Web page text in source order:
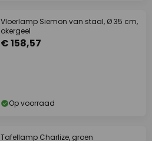
Vloerlamp Siemon van staal, Ø 35 cm,
okergeel
€ 158,57
Op voorraad
Tafellamp Charlize, groen